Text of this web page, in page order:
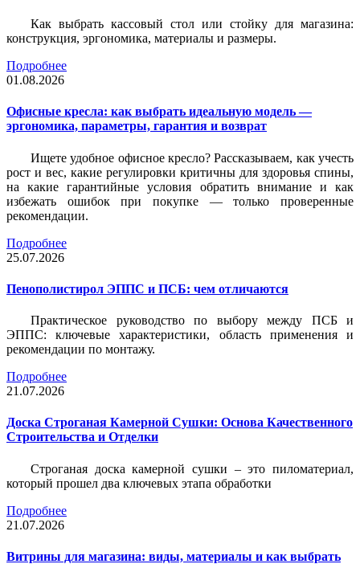
Как выбрать кассовый стол или стойку для магазина:
конструкция, эргономика, материалы и размеры.
Подробнее
01.08.2026
Офисные кресла: как выбрать идеальную модель —
эргономика, параметры, гарантия и возврат
Ищете удобное офисное кресло? Рассказываем, как учесть
рост и вес, какие регулировки критичны для здоровья спины,
на какие гарантийные условия обратить внимание и как
избежать ошибок при покупке — только проверенные
рекомендации.
Подробнее
25.07.2026
Пенополистирол ЭППС и ПСБ: чем отличаются
Практическое руководство по выбору между ПСБ и
ЭППС: ключевые характеристики, область применения и
рекомендации по монтажу.
Подробнее
21.07.2026
Доска Строганая Камерной Сушки: Основа Качественного
Строительства и Отделки
Строганая доска камерной сушки – это пиломатериал,
который прошел два ключевых этапа обработки
Подробнее
21.07.2026
Витрины для магазина: виды, материалы и как выбрать